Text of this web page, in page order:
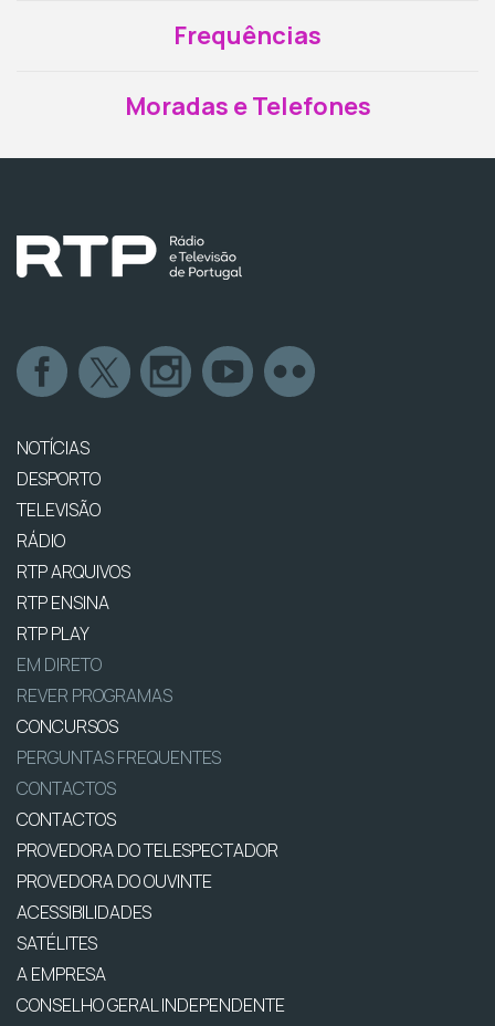
Frequências
Moradas e Telefones
NOTÍCIAS
DESPORTO
TELEVISÃO
RÁDIO
RTP ARQUIVOS
RTP ENSINA
RTP PLAY
EM DIRETO
REVER PROGRAMAS
CONCURSOS
PERGUNTAS FREQUENTES
CONTACTOS
CONTACTOS
PROVEDORA DO TELESPECTADOR
PROVEDORA DO OUVINTE
ACESSIBILIDADES
SATÉLITES
A EMPRESA
CONSELHO GERAL INDEPENDENTE